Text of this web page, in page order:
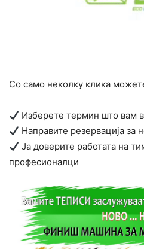
Со само неколку клика
Изберете термин што вам
Направите резервација за
Ја доверите работата на
професионалци